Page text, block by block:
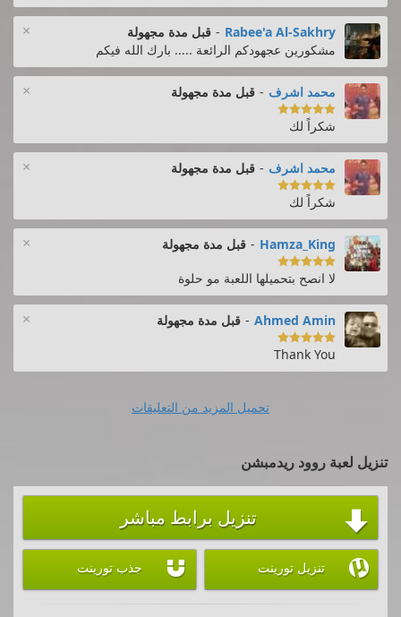
× Rabee'a Al-Sakhry
- قبل مدة مجهولة
مشكورين عجهودكم الرائعة ..... بارك الله فيكم
× محمد اشرف - قبل مدة مجهولة

شكراً لك
× محمد اشرف - قبل مدة مجهولة

شكراً لك
× Hamza_King
- قبل مدة مجهولة

لا انصح بتحميلها اللعبة مو حلوة
× Ahmed Amin
- قبل مدة مجهولة

Thank You
تحميل المزيد من التعليقات
تنزيل لعبة روود ريدمبشن
 تنزيل برابط مباشر
 تنزيل تورينت  جذب تورينت